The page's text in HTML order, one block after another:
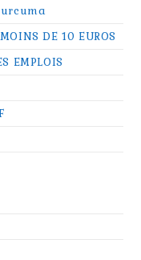
DE 10 EUROS
EMPLOIS